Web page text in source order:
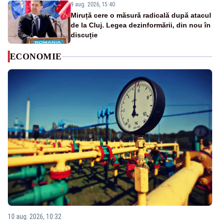
9 aug. 2026, 15:40
Miruță cere o măsură radicală după atacul
de la Cluj. Legea dezinformării, din nou în
discuție
ECONOMIE
10 aug. 2026, 10:32